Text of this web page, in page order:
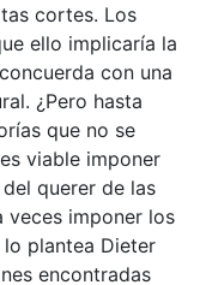
cortes. Los
ello implicaría la
con una
¿Pero hasta
que no se
viable imponer
querer de las
veces imponer los
plantea Dieter
encontradas